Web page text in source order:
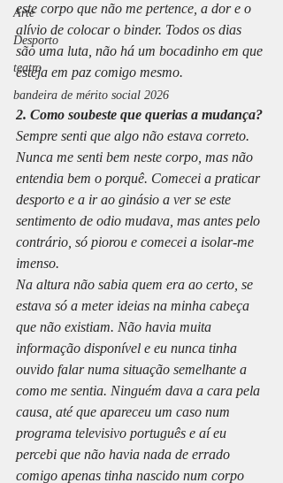
Arte
Desporto
teatro
bandeira de mérito social 2026
este corpo que não me pertence, a dor e o
alívio de colocar o binder. Todos os dias
são uma luta, não há um bocadinho em que
esteja em paz comigo mesmo.
2. Como soubeste que querias a mudança?
Sempre senti que algo não estava correto.
Nunca me senti bem neste corpo, mas não
entendia bem o porquê. Comecei a praticar
desporto e a ir ao ginásio a ver se este
sentimento de odio mudava, mas antes pelo
contrário, só piorou e comecei a isolar-me
imenso.
Na altura não sabia quem era ao certo, se
estava só a meter ideias na minha cabeça
que não existiam. Não havia muita
informação disponível e eu nunca tinha
ouvido falar numa situação semelhante a
como me sentia. Ninguém dava a cara pela
causa, até que apareceu um caso num
programa televisivo português e aí eu
percebi que não havia nada de errado
comigo apenas tinha nascido num corpo